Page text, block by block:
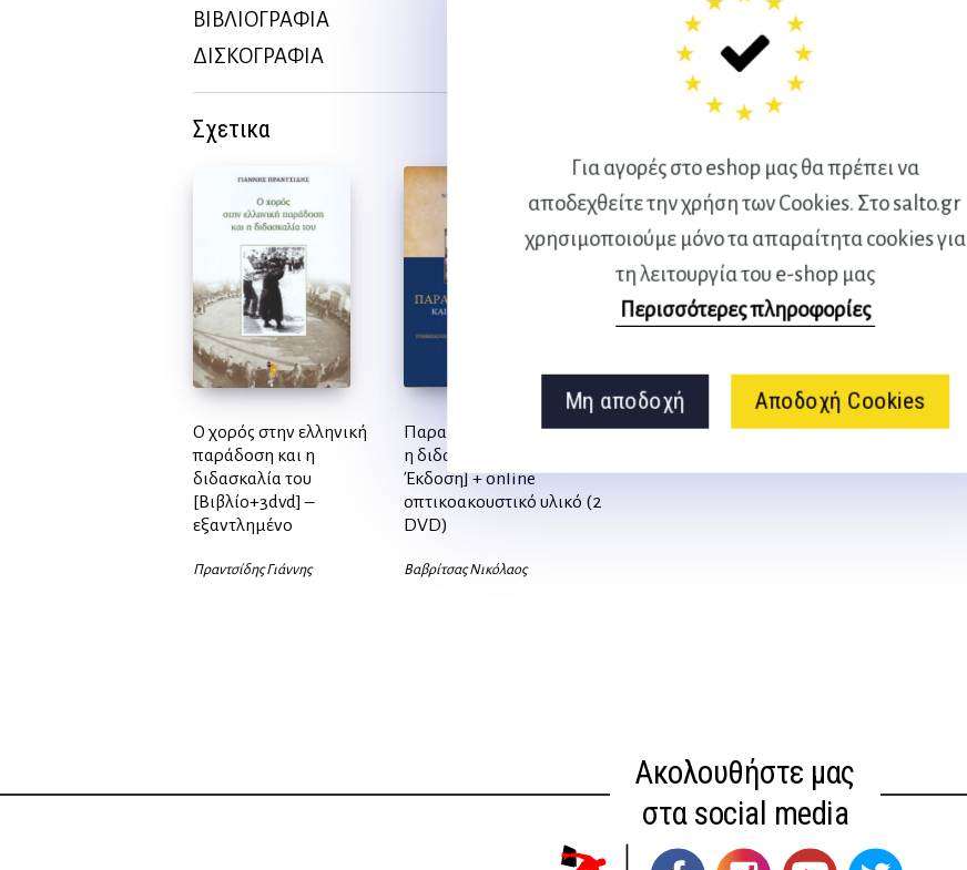
Για αγορές στο eshop μας θα πρέπει να
αποδεχθείτε την χρήση των Cookies. Στο salto.gr
χρησιμοποιούμε μόνο τα απαραίτητα cookies για
τη λειτουργία του e-shop μας
Περισσότερες πληροφορίες
Μη αποδοχή Αποδοχή Cookies
ΒΙΒΛΙΟΓΡΑΦΙΑ
ΔΙΣΚΟΓΡΑΦΙΑ
Σχετικα
Ο χορός στην ελληνική
παράδοση και η
διδασκαλία του
[Bιβλίο+3dvd] –
εξαντλημένο
Πραντσίδης Γιάννης
Παραδοσιακοί χοροί και
η διδασκαλία τους [2η
Έκδοση] + online
οπτικοακουστικό υλικό (2
DVD)
Βαβρίτσας Νικόλαος
Ακολουθήστε μας
στα social media